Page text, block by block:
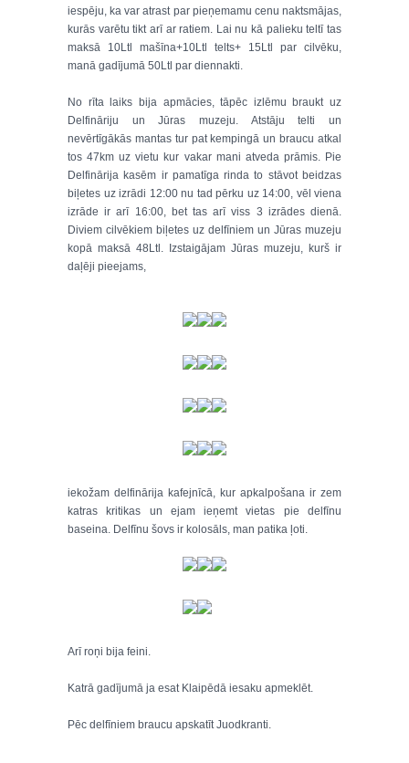
iespēju, ka var atrast par pieņemamu cenu naktsmājas,
kurās varētu tikt arī ar ratiem. Lai nu kā palieku teltī tas
maksā 10Ltl mašīna+10Ltl telts+ 15Ltl par cilvēku,
manā gadījumā 50Ltl par diennakti.
No rīta laiks bija apmācies, tāpēc izlēmu braukt uz
Delfināriju un Jūras muzeju. Atstāju telti un
nevērtīgākās mantas tur pat kempingā un braucu atkal
tos 47km uz vietu kur vakar mani atveda prāmis. Pie
Delfinārija kasēm ir pamatīga rinda to stāvot beidzas
biļetes uz izrādi 12:00 nu tad pērku uz 14:00, vēl viena
izrāde ir arī 16:00, bet tas arī viss 3 izrādes dienā.
Diviem cilvēkiem biļetes uz delfīniem un Jūras muzeju
kopā maksā 48Ltl. Izstaigājam Jūras muzeju, kurš ir
daļēji pieejams,
iekožam delfinārija kafejnīcā, kur apkalpošana ir zem
katras kritikas un ejam ieņemt vietas pie delfīnu
baseina. Delfīnu šovs ir kolosāls, man patika ļoti.
Arī roņi bija feini.
Katrā gadījumā ja esat Klaipēdā iesaku apmeklēt.
Pēc delfīniem braucu apskatīt Juodkranti.